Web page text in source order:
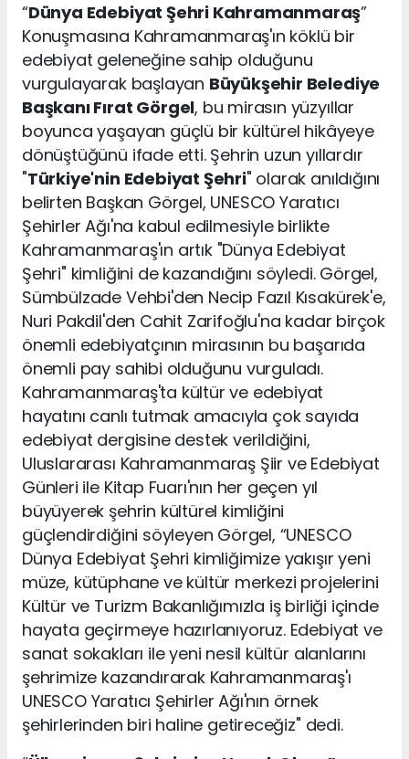
“Dünya Edebiyat Şehri Kahramanmaraş”
Konuşmasına Kahramanmaraş'ın köklü bir
edebiyat geleneğine sahip olduğunu
vurgulayarak başlayan Büyükşehir Belediye
Başkanı Fırat Görgel, bu mirasın yüzyıllar
boyunca yaşayan güçlü bir kültürel hikâyeye
dönüştüğünü ifade etti. Şehrin uzun yıllardır
"Türkiye'nin Edebiyat Şehri" olarak anıldığını
belirten Başkan Görgel, UNESCO Yaratıcı
Şehirler Ağı'na kabul edilmesiyle birlikte
Kahramanmaraş'ın artık "Dünya Edebiyat
Şehri" kimliğini de kazandığını söyledi. Görgel,
Sümbülzade Vehbi'den Necip Fazıl Kısakürek'e,
Nuri Pakdil'den Cahit Zarifoğlu'na kadar birçok
önemli edebiyatçının mirasının bu başarıda
önemli pay sahibi olduğunu vurguladı.
Kahramanmaraş'ta kültür ve edebiyat
hayatını canlı tutmak amacıyla çok sayıda
edebiyat dergisine destek verildiğini,
Uluslararası Kahramanmaraş Şiir ve Edebiyat
Günleri ile Kitap Fuarı'nın her geçen yıl
büyüyerek şehrin kültürel kimliğini
güçlendirdiğini söyleyen Görgel, “UNESCO
Dünya Edebiyat Şehri kimliğimize yakışır yeni
müze, kütüphane ve kültür merkezi projelerini
Kültür ve Turizm Bakanlığımızla iş birliği içinde
hayata geçirmeye hazırlanıyoruz. Edebiyat ve
sanat sokakları ile yeni nesil kültür alanlarını
şehrimize kazandırarak Kahramanmaraş'ı
UNESCO Yaratıcı Şehirler Ağı'nın örnek
şehirlerinden biri haline getireceğiz" dedi.